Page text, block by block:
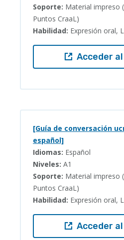
Soporte: Material impreso
Puntos CraaL)
Habilidad: Expresión oral,
Acceder
[Guía de conversación
español]
Idiomas: Español
Niveles: A1
Soporte: Material impreso
Puntos CraaL)
Habilidad: Expresión oral,
Acceder